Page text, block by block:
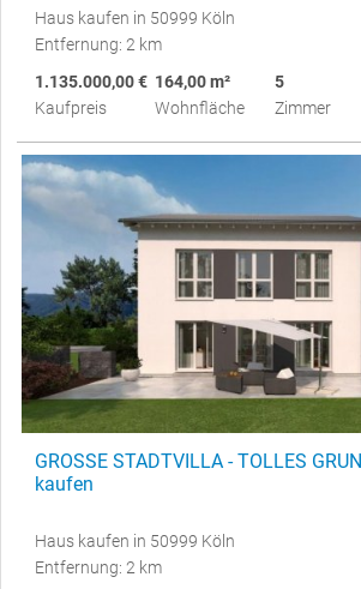
Haus kaufen in 50999 Köln
Entfernung: 2 km
1.135.000,00 €
Kaufpreis
164,00 m²
Wohnfläche
5
Zimmer
GROSSE STADTVILLA - TOLLES
kaufen
Haus kaufen in 50999 Köln
Entfernung: 2 km